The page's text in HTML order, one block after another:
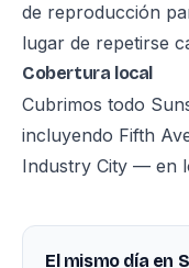
de reproducción
lugar de repetirse
Cobertura local
Cubrimos todo
incluyendo Fifth
Industry City — en
El mismo día en